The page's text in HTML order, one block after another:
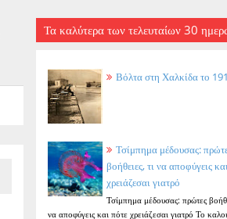
Τα καλύτερα των τελευταίων 30
Βόλτα στη Χαλκίδα το
Τσίμπημα μέδουσας:
βοήθειες, τι να αποφύγεις
χρειάζεσαι γιατρό
Τσίμπημα μέδουσας: πρώτες
να αποφύγεις και πότε χρειάζεσαι γιατρό Το